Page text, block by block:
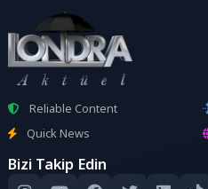
Reliable Content
Quick News
Bizi Takip Edin